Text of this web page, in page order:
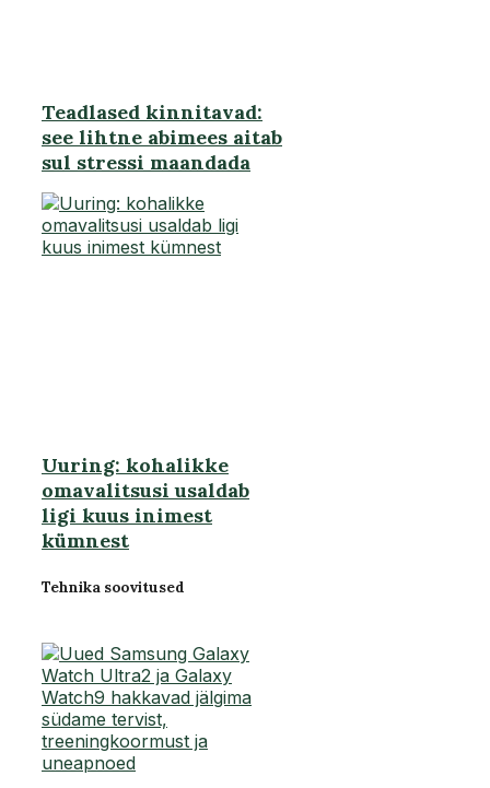
Teadlased kinnitavad:
see lihtne abimees aitab
sul stressi maandada
Uuring: kohalikke
omavalitsusi usaldab
ligi kuus inimest
kümnest
Tehnika soovitused